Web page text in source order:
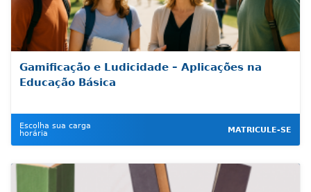
Gamificação e Ludicidade – Aplicações na
Educação Básica
Escolha sua carga
horária
MATRICULE-SE